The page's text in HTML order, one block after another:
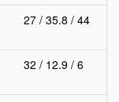
27 / 35.8 / 44
32 / 12.9 / 6